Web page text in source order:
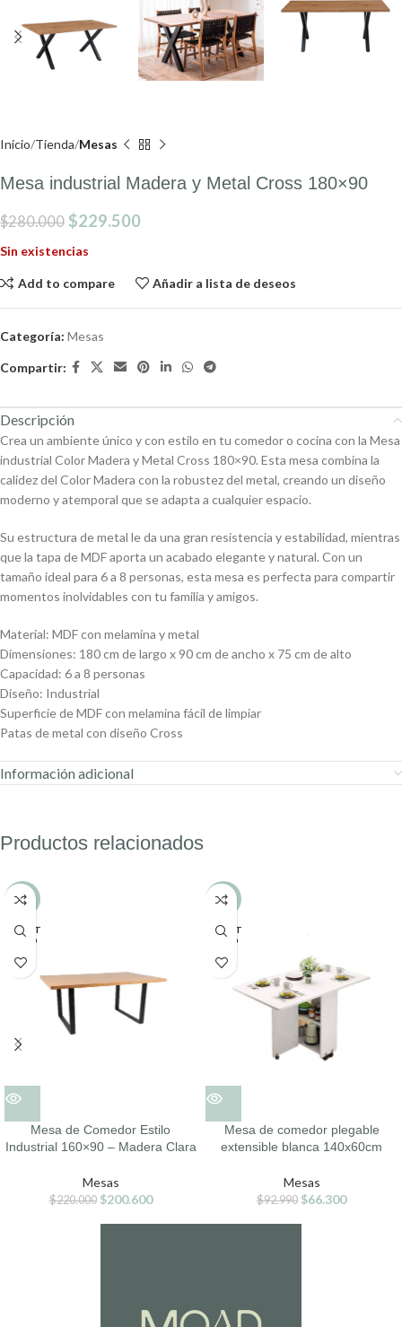
Inicio Tienda Mesas
Mesa industrial Madera y Metal Cross 180×90
$280.000 $229.500
Sin existencias
Add to compare Añadir a lista de deseos
Categoría: Mesas
Compartir:
Descripción
Crea un ambiente único y con estilo en tu comedor o cocina con la Mesa
industrial Color Madera y Metal Cross 180×90. Esta mesa combina la
calidez del Color Madera con la robustez del metal, creando un diseño
moderno y atemporal que se adapta a cualquier espacio.
Su estructura de metal le da una gran resistencia y estabilidad, mientras
que la tapa de MDF aporta un acabado elegante y natural. Con un
tamaño ideal para 6 a 8 personas, esta mesa es perfecta para compartir
momentos inolvidables con tu familia y amigos.
Material: MDF con melamina y metal
Dimensiones: 180 cm de largo x 90 cm de ancho x 75 cm de alto
Capacidad: 6 a 8 personas
Diseño: Industrial
Superficie de MDF con melamina fácil de limpiar
Patas de metal con diseño Cross
Información adicional
Productos relacionados
-9%
AGOT
ADO
Mesa de Comedor Estilo
Industrial 160×90 – Madera Clara
Mesas
$220.000 $200.600
-29%
AGOT
ADO
Mesa de comedor plegable
extensible blanca 140x60cm
Mesas
$92.990 $66.300